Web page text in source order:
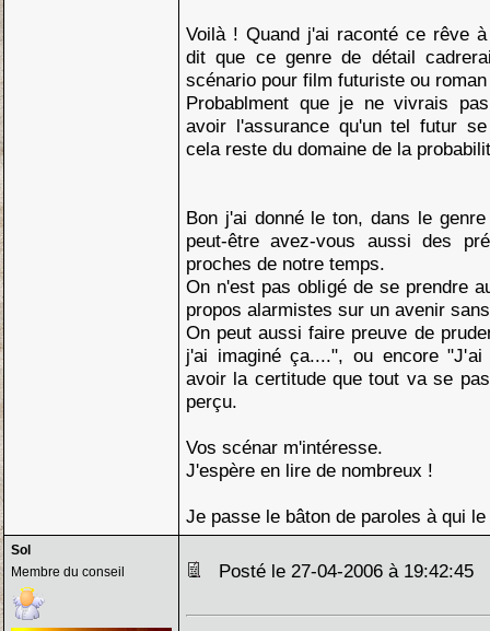
Voilà ! Quand j'ai raconté ce rêve
dit que ce genre de détail
scénario pour film futuriste ou
Probablment que je ne vivrais
avoir l'assurance qu'un tel futur
cela reste du domaine de la
Bon j'ai donné le ton, dans le
peut-être avez-vous aussi des
proches de notre temps.
On n'est pas obligé de se prendre
propos alarmistes sur un avenir
On peut aussi faire preuve de
j'ai imaginé ça....", ou encore
avoir la certitude que tout va se
perçu.
Vos scénar m'intéresse.
J'espère en lire de nombreux !
Je passe le bâton de paroles à qui
Sol
Membre du conseil
Posté le 27-04-2006 à 19:42:45